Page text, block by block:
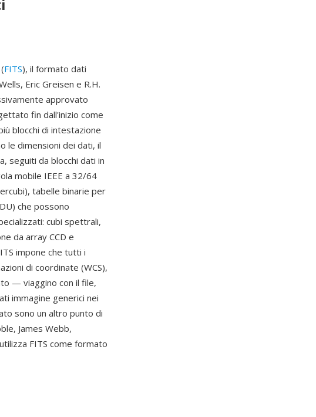
FITS), il formato dati
Eric Greisen e R.H.
approvato
fin dall'inizio come
blocchi di intestazione
le dimensioni dei dati, il
seguiti da blocchi dati in
mobile IEEE a 32/64
tabelle binarie per
che possono
cubi spettrali,
da array CCD e
impone che tutti i
di coordinate (WCS),
— viaggino con il file,
immagine generici nei
sono un altro punto di
James Webb,
FITS come formato